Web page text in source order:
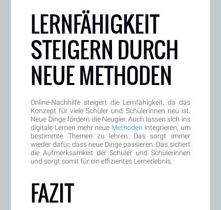
LERNFÄHIGKEIT
STEIGERN DURCH
NEUE METHODEN
Online-Nachhilfe steigert die Lernfähigkeit, da das
Konzept für viele Schüler und Schülerinnen neu ist.
Neue Dinge fördern die Neugier. Auch lassen sich ins
digitale Lernen mehr neue Methoden integrieren, um
bestimmte Themen zu lehren. Das sorgt immer
wieder dafür, dass neue Dinge passieren. Das sichert
die Aufmerksamkeit der Schüler und Schülerinnen
und sorgt somit für ein effizientes Lernerlebnis.
FAZIT